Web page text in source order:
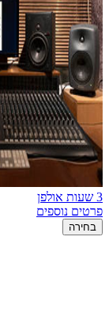
3 שעות אולפן
פרטים נוספים
בחירה